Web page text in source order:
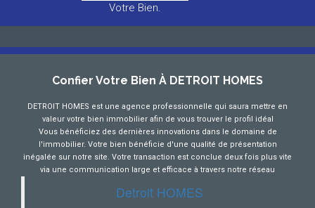
Votre Bien.
Confier Votre Bien À DETROIT HOMES
DETROIT HOMES est une agence professionnelle qui saura mettre en
valeur votre bien immobilier afin de vous trouver le profil idéal
Vous bénéficiez des dernières innovations dans le domaine de
l'immobilier. Votre bien bénéficie d'une qualité de présentation
inégalée sur notre site. Votre transaction est conclue deux fois plus vite
via une communication large et efficace à travers notre réseau
Detroit HOMES